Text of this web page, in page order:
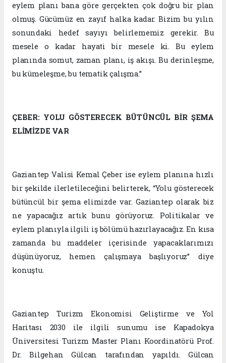
eylem planı bana göre gerçekten çok doğru bir plan
olmuş. Gücümüz en zayıf halka kadar. Bizim bu yılın
sonundaki hedef sayıyı belirlememiz gerekir. Bu
mesele o kadar hayati bir mesele ki. Bu eylem
planında somut, zaman planı, iş akışı. Bu derinleşme,
bu kümeleşme, bu tematik çalışma.”
ÇEBER: YOLU GÖSTERECEK BÜTÜNCÜL BİR ŞEMA
ELİMİZDE VAR
Gaziantep Valisi Kemal Çeber ise eylem planına hızlı
bir şekilde ilerletileceğini belirterek, “Yolu gösterecek
bütüncül bir şema elimizde var. Gaziantep olarak biz
ne yapacağız artık bunu görüyoruz. Politikalar ve
eylem planıyla ilgili iş bölümü hazırlayacağız. En kısa
zamanda bu maddeler içerisinde yapacaklarımızı
düşünüyoruz, hemen çalışmaya başlıyoruz” diye
konuştu.
Gaziantep Turizm Ekonomisi Geliştirme ve Yol
Haritası 2030 ile ilgili sunumu ise Kapadokya
Üniversitesi Turizm Master Planı Koordinatörü Prof.
Dr. Bilgehan Gülcan tarafından yapıldı. Gülcan